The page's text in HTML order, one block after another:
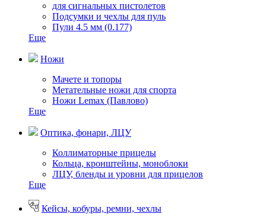
для сигнальных пистолетов
Подсумки и чехлы для пуль
Пули 4.5 мм (0.177)
Еще
Ножи
Мачете и топоры
Метательные ножи для спорта
Ножи Lemax (Павлово)
Еще
Оптика, фонари, ЛЦУ
Коллиматорные прицелы
Кольца, кронштейны, моноблоки
ЛЦУ, бленды и уровни для прицелов
Еще
Кейсы, кобуры, ремни, чехлы